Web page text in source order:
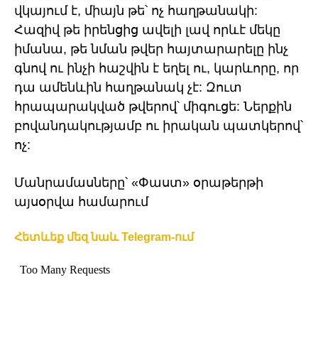
վկայում է, միայն թե՝ ոչ հաղթանակի:
Հազիվ թե իրենցից ավելի լավ որևէ մեկը
իմանա, թե նման թվեր հայտարարելը ինչ
գնով ու ինչի հաշվին է եղել ու, կարևորը, որ
դա ամենևին հաղթանակ չէ: Զուտ
հրապարակված թվերով՝ միգուցե: Ներքին
բովանդակությամբ ու իրական պատկերով՝
ոչ:
Մանրամասները՝ «Փաստ» օրաթերթի
այսօրվա համարում
Հետևեք մեզ նաև Telegram-ում